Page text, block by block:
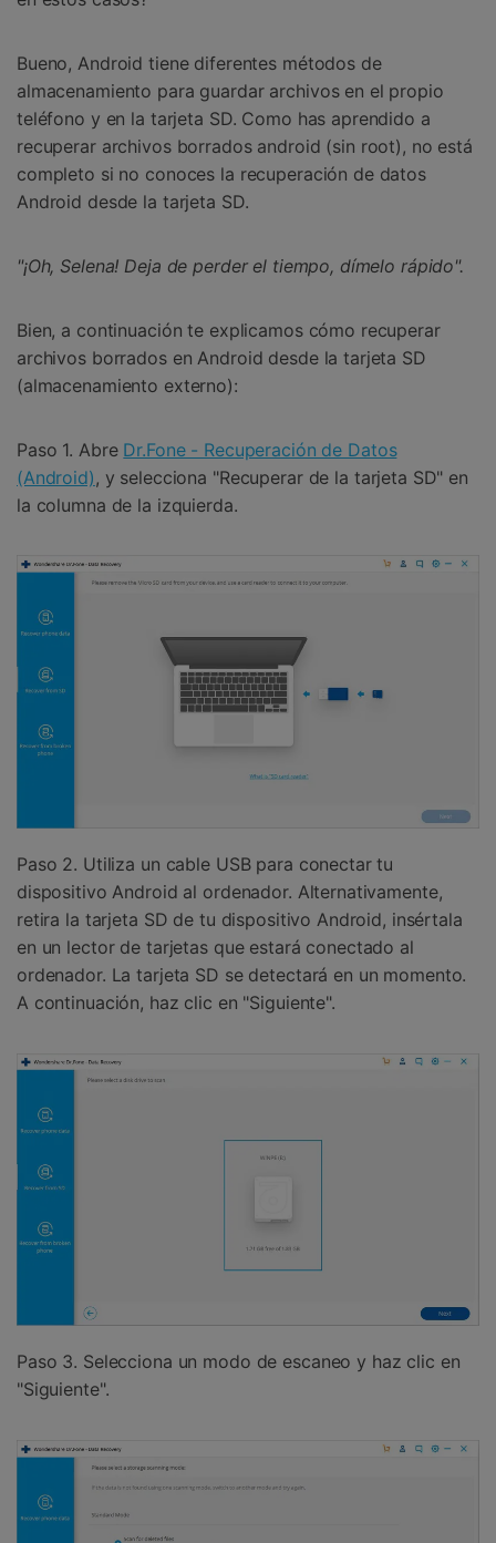
Bueno, Android tiene diferentes métodos de
almacenamiento para guardar archivos en el propio
teléfono y en la tarjeta SD. Como has aprendido a
recuperar archivos borrados android (sin root), no está
completo si no conoces la recuperación de datos
Android desde la tarjeta SD.
"¡Oh, Selena! Deja de perder el tiempo, dímelo rápido".
Bien, a continuación te explicamos cómo recuperar
archivos borrados en Android desde la tarjeta SD
(almacenamiento externo):
Paso 1. Abre Dr.Fone - Recuperación de Datos
(Android) , y selecciona "Recuperar de la tarjeta SD" en
la columna de la izquierda.
Paso 2. Utiliza un cable USB para conectar tu
dispositivo Android al ordenador. Alternativamente,
retira la tarjeta SD de tu dispositivo Android, insértala
en un lector de tarjetas que estará conectado al
ordenador. La tarjeta SD se detectará en un momento.
A continuación, haz clic en "Siguiente".
Paso 3. Selecciona un modo de escaneo y haz clic en
"Siguiente".